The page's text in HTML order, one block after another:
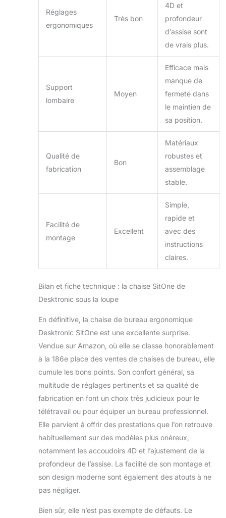
Réglages
ergonomiques
Très bon
4D et
profondeur
d’assise sont
de vrais plus.
Support
lombaire
Moyen
Efficace mais
manque de
fermeté dans
le maintien de
sa position.
Qualité de
fabrication
Bon
Matériaux
robustes et
assemblage
stable.
Facilité de
montage
Excellent
Simple,
rapide et
avec des
instructions
claires.
Bilan et fiche technique : la chaise SitOne de
Desktronic sous la loupe
En définitive, la chaise de bureau ergonomique
Desktronic SitOne est une excellente surprise.
Vendue sur Amazon, où elle se classe honorablement
à la 186e place des ventes de chaises de bureau, elle
cumule les bons points. Son confort général, sa
multitude de réglages pertinents et sa qualité de
fabrication en font un choix très judicieux pour le
télétravail ou pour équiper un bureau professionnel.
Elle parvient à offrir des prestations que l’on retrouve
habituellement sur des modèles plus onéreux,
notamment les accoudoirs 4D et l’ajustement de la
profondeur de l’assise. La facilité de son montage et
son design moderne sont également des atouts à ne
pas négliger.
Bien sûr, elle n’est pas exempte de défauts. Le